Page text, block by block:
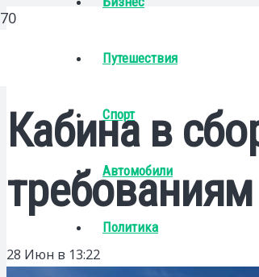
Путешествия
Спорт
Автомобили
Политика
Кабина в
28 Июн в 13:22